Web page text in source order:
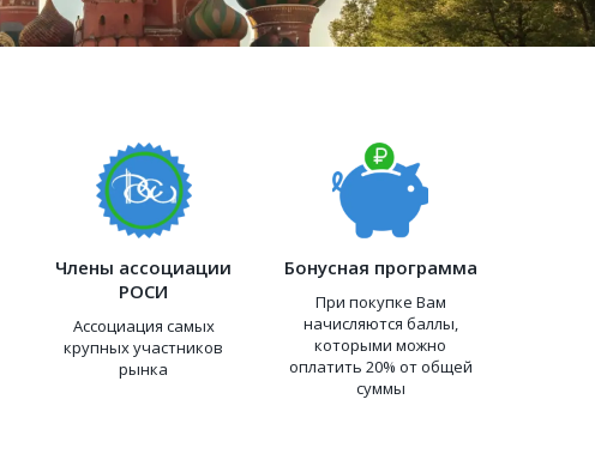
Члены ассоциации
РОСИ
Ассоциация самых
крупных участников
рынка
Бонусная программа
При покупке Вам
начисляются баллы,
которыми можно
оплатить 20% от общей
суммы